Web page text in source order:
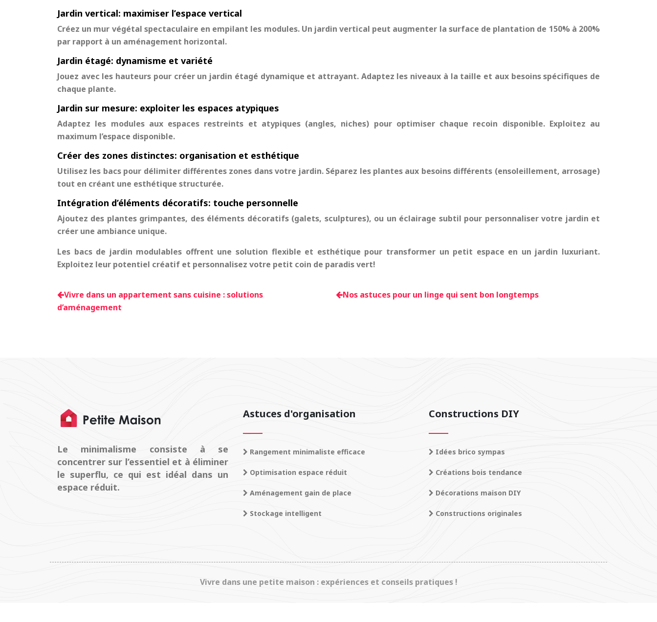
Jardin vertical: maximiser l’espace vertical
Créez un mur végétal spectaculaire en empilant les modules. Un jardin vertical peut augmenter la surface de plantation de 150% à 200%
par rapport à un aménagement horizontal.
Jardin étagé: dynamisme et variété
Jouez avec les hauteurs pour créer un jardin étagé dynamique et attrayant. Adaptez les niveaux à la taille et aux besoins spécifiques de
chaque plante.
Jardin sur mesure: exploiter les espaces atypiques
Adaptez les modules aux espaces restreints et atypiques (angles, niches) pour optimiser chaque recoin disponible. Exploitez au
maximum l’espace disponible.
Créer des zones distinctes: organisation et esthétique
Utilisez les bacs pour délimiter différentes zones dans votre jardin. Séparez les plantes aux besoins différents (ensoleillement, arrosage)
tout en créant une esthétique structurée.
Intégration d’éléments décoratifs: touche personnelle
Ajoutez des plantes grimpantes, des éléments décoratifs (galets, sculptures), ou un éclairage subtil pour personnaliser votre jardin et
créer une ambiance unique.
Les bacs de jardin modulables offrent une solution flexible et esthétique pour transformer un petit espace en un jardin luxuriant.
Exploitez leur potentiel créatif et personnalisez votre petit coin de paradis vert!
Vivre dans un appartement sans cuisine : solutions
d’aménagement
Nos astuces pour un linge qui sent bon longtemps
Le minimalisme consiste à se
concentrer sur l’essentiel et à éliminer
le superflu, ce qui est idéal dans un
espace réduit.
Astuces d'organisation
Rangement minimaliste efficace
Optimisation espace réduit
Aménagement gain de place
Stockage intelligent
Constructions DIY
Idées brico sympas
Créations bois tendance
Décorations maison DIY
Constructions originales
Vivre dans une petite maison : expériences et conseils pratiques !